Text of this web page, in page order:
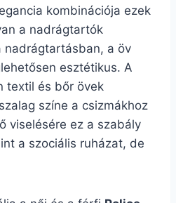
kombinációja ezek
a nadrágtartók
nadrágtartásban, a öv
esztétikus. A
textil és bőr övek
színe a csizmákhoz
viselésére ez a szabály
a szociális ruházat, de